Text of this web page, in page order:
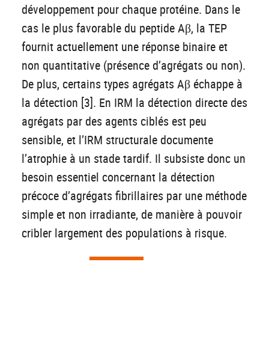
développement pour chaque protéine. Dans le
cas le plus favorable du peptide Aβ, la TEP
fournit actuellement une réponse binaire et
non quantitative (présence d’agrégats ou non).
De plus, certains types agrégats Aβ échappe à
la détection [3]. En IRM la détection directe des
agrégats par des agents ciblés est peu
sensible, et l’IRM structurale documente
l’atrophie à un stade tardif. Il subsiste donc un
besoin essentiel concernant la détection
précoce d’agrégats fibrillaires par une méthode
simple et non irradiante, de manière à pouvoir
cribler largement des populations à risque.